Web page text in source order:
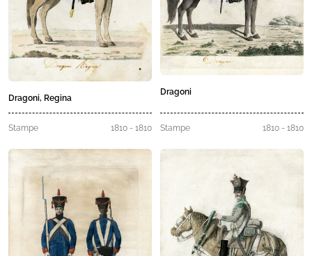
Dragoni, Regina
Stampe 1810 - 1810
Dragoni
Stampe 1810 - 1810